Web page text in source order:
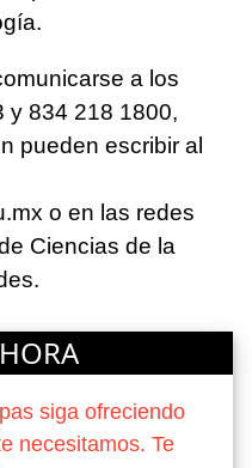
a los
y 834 218 1800,
pueden escribir al
o en las redes
Ciencias de la
siga ofreciendo
necesitamos. Te